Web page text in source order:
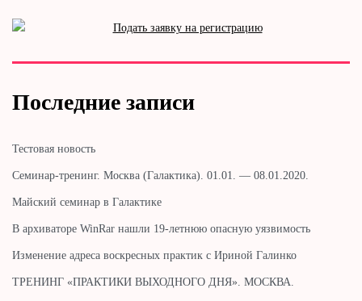
Последние записи
Тестовая новость
Cеминар-тренинг. Москва (Галактика). 01.01. — 08.01.2020.
Майский семинар в Галактике
В архиваторе WinRar нашли 19-летнюю опасную уязвимость
Изменение адреса воскресных практик с Ириной Галинко
ТРЕНИНГ «ПРАКТИКИ ВЫХОДНОГО ДНЯ». МОСКВА.